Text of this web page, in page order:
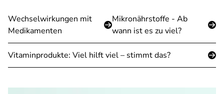
Wechselwirkungen mit
Medikamenten
Mikronährstoffe - Ab
wann ist es zu viel?
Vitaminprodukte: Viel hilft viel – stimmt das?